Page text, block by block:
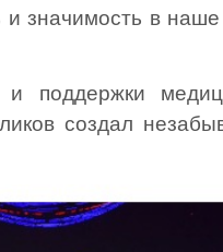
и значимость в
поддержки
создал